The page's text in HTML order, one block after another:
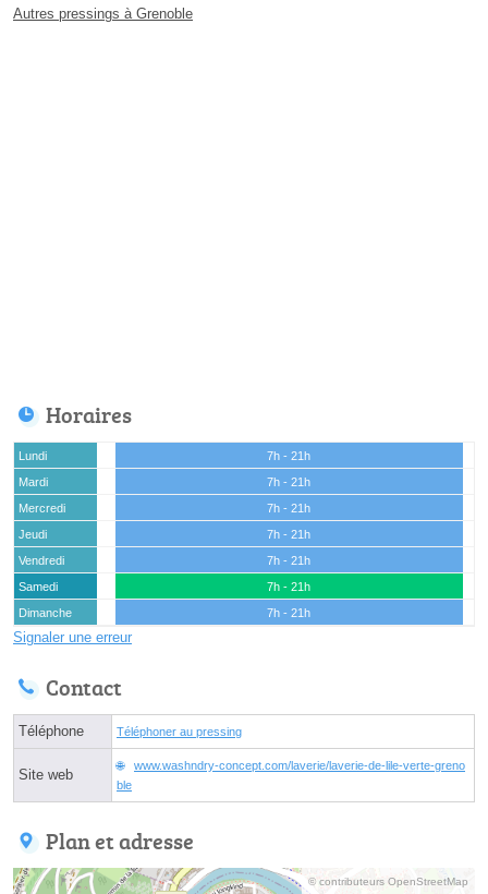
Autres pressings à Grenoble
Horaires
Lundi
7h - 21h
Mardi
7h - 21h
Mercredi
7h - 21h
Jeudi
7h - 21h
Vendredi
7h - 21h
Samedi
7h - 21h
Dimanche
7h - 21h
Signaler une erreur
Contact
Téléphone Téléphoner au pressing
Site web
www.washndry-concept.com/laverie/laverie-de-lile-verte-greno
ble
Plan et adresse
© contributeurs OpenStreetMap